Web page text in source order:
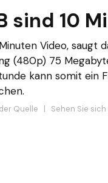
sind 10
Video, saugt
(480p) 75
kann somit ein
Quelle | Sehen Sie